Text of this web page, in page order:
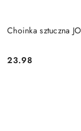
Choinka sztuczna
Cena:
23.98